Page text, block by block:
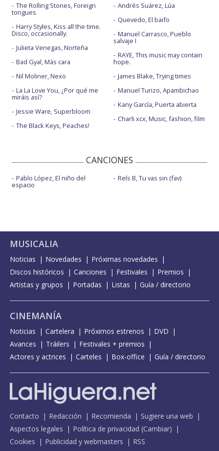
The Rolling Stones, Foreign
tongues
Harry Styles, Kiss all the time.
Disco, occasionally.
Julieta Venegas, Norteña
Bad Gyal, Más cara
Nil Moliner, Nexo
La La Love You, ¿Por qué me
miráis así?
Jessie Ware, Superbloom
The Black Keys, Peaches!
Andrés Suárez, Lúa
Quevedo, El baifo
Manuel Carrasco, Pueblo
salvaje I
RAYE, This music may contain
hope.
James Blake, Trying times
Manuel Turizo, Apambichao
Kany García, Puerta abierta
Charli xcx, Music, fashion, film
CANCIONES
Pablo López, El niño del
espacio
Rels B, Tu vas sin (fav)
MUSICALIA
Noticias Novedades
Próximas novedades
Discos históricos
Canciones Festivales
Premios
Artistas y grupos
Portadas Listas Guía / directorio
CINEMANÍA
Noticias Cartelera Próximos estrenos
DVD
Avances
Tráilers
Festivales + premios
Actores y actrices
Carteles Box-office Guía / directorio
Contacto Redacción Recomienda
Sugiere una web
Aspectos legales
Política de privacidad (Cambiar)
Cookies
Publicidad y webmasters RSS